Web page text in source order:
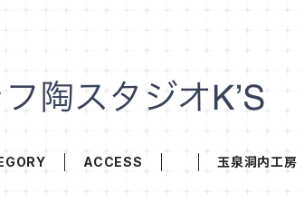
ACCESS 玉泉洞内工房